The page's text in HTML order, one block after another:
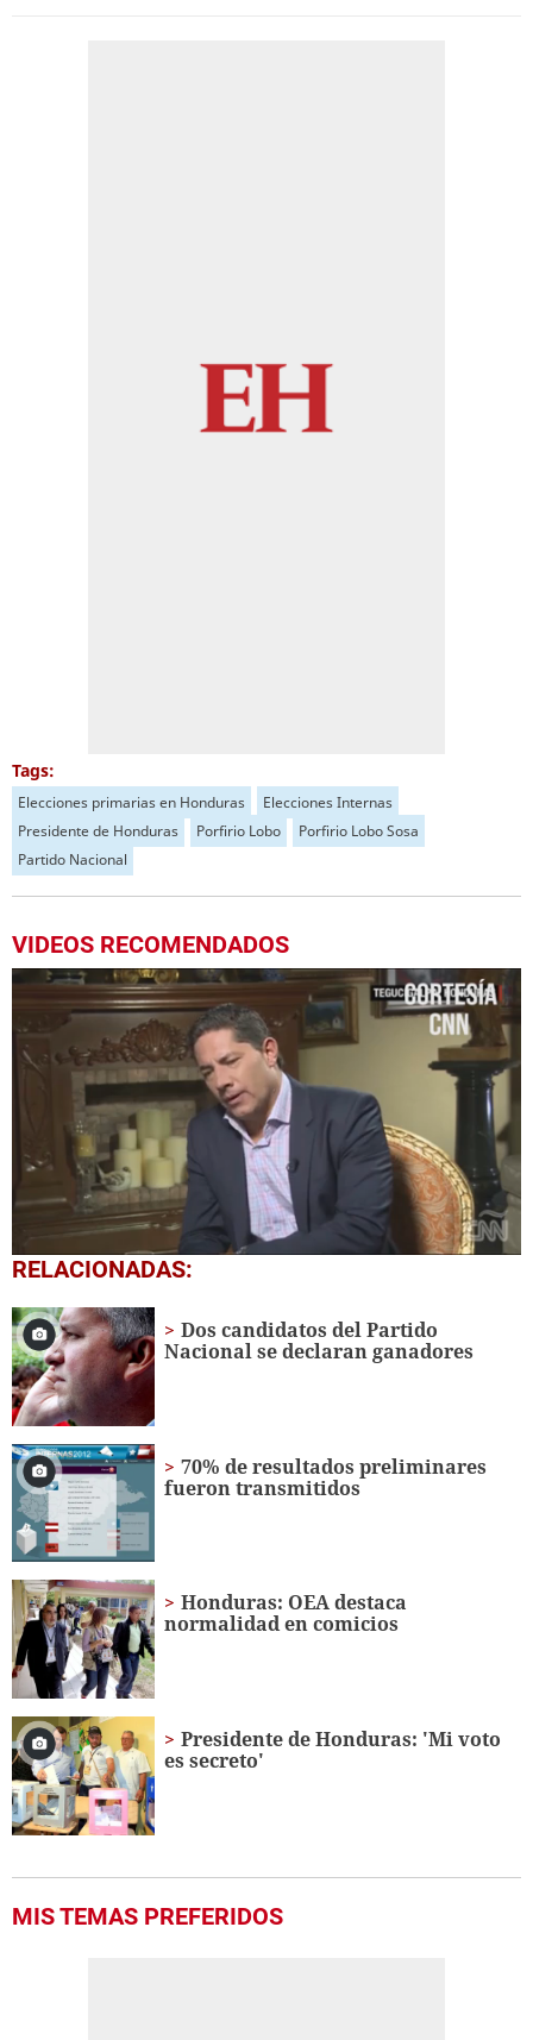
Tags:
Elecciones primarias en Honduras
Elecciones Internas
Presidente de Honduras
Porfirio Lobo
Porfirio Lobo Sosa
Partido Nacional
VIDEOS RECOMENDADOS
0
seconds
33
minutes,
15
seconds
RELACIONADAS:
Dos candidatos del Partido
Nacional se declaran ganadores
70% de resultados preliminares
fueron transmitidos
Honduras: OEA destaca
normalidad en comicios
Presidente de Honduras: 'Mi voto
es secreto'
MIS TEMAS PREFERIDOS